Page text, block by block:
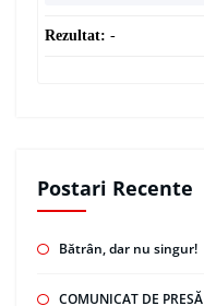
Rezultat: -
Postari Recente
Bătrân, dar nu singur!
COMUNICAT DE PRESĂ